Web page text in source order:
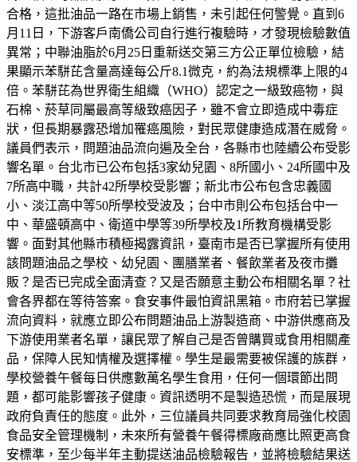
合格，這批油品一路在市場上銷售，未引起任何警覺。直到6
月11日，下游客戶南僑公司自行進行複驗時，才發現檢驗數值
異常；中聯油脂於6月25日重新送交第三方公正單位檢驗，結
果顯示苯駢芘含量高達每公斤8.1微克，約為法規標準上限的4
倍。苯駢芘為世界衛生組織（WHO）認定之一級致癌物，與
石棉、菸草同屬最高等級致癌因子，雖不會立即造成中毒症
狀，但長期暴露恐增加罹癌風險，對民眾健康造成潛在威脅。
議員們表示，問題油品流向遍及全台，各縣市也陸續公布受影
響名單。台北市已公布包括3家幼兒園、8所國小、24所國中及
7所高中職，共計42所學校受影響；新北市公布包含忠義國
小、淡江高中等50所學校受波及；台中市則公布包括台中一
中、華盛頓高中、衛道中學等39所學校及1所教育機構受影
響。面對其他縣市積極揭露資訊，臺南市是否已掌握所有使用
該問題油品之學校、幼兒園、團膳業者、餐飲業者及夜市攤
販？是否已完成全面清查？又是否願意主動公布相關名單？社
會各界都在等待答案。食安事件最怕資訊黑箱。市府若已掌握
流向資料，就應立即公布問題油品上游製造商、中游供應商及
下游使用業者名單，讓民眾了解自己是否曾購買或食用相關產
品，保障人民知情權及選擇權。學生是最需要被保護的族群，
學校營養午餐每日供應數萬名學生食用，任何一個環節出問
題，都可能影響孩子健康。資訊透明不是製造恐慌，而是展現
政府負責任的態度。此外，三位議員共同要求教育局強化校園
食品安全管理機制，未來所有營養午餐得標廠商應比照更高食
安標準，至少每半年主動提送油品檢驗報告，並將檢驗結果送